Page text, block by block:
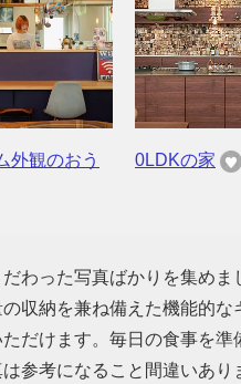
外観のおう
0LDKの家
わった写真ばかりを集め
収納を兼ね備えた機能的
だけます。毎日の食事を
参考になること間違いあ